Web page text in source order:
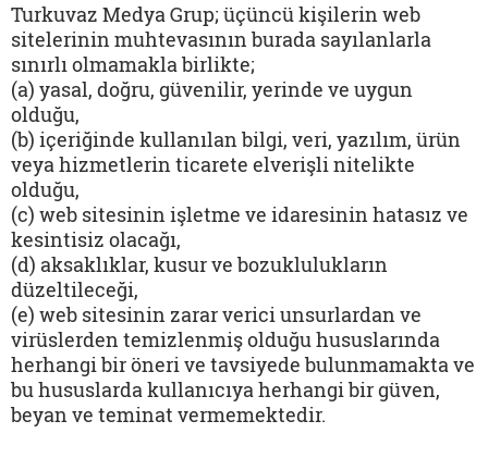
Turkuvaz Medya Grup; üçüncü kişilerin web
sitelerinin muhtevasının burada sayılanlarla
sınırlı olmamakla birlikte;
(a) yasal, doğru, güvenilir, yerinde ve uygun
olduğu,
(b) içeriğinde kullanılan bilgi, veri, yazılım, ürün
veya hizmetlerin ticarete elverişli nitelikte
olduğu,
(c) web sitesinin işletme ve idaresinin hatasız ve
kesintisiz olacağı,
(d) aksaklıklar, kusur ve bozuklulukların
düzeltileceği,
(e) web sitesinin zarar verici unsurlardan ve
virüslerden temizlenmiş olduğu hususlarında
herhangi bir öneri ve tavsiyede bulunmamakta ve
bu hususlarda kullanıcıya herhangi bir güven,
beyan ve teminat vermemektedir.